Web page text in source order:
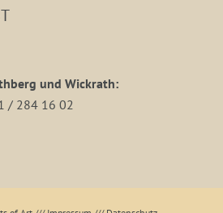
und Wickrath:
/ 284 16 02